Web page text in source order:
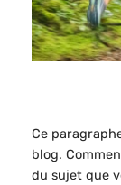
Ce
blog.
du sujet que